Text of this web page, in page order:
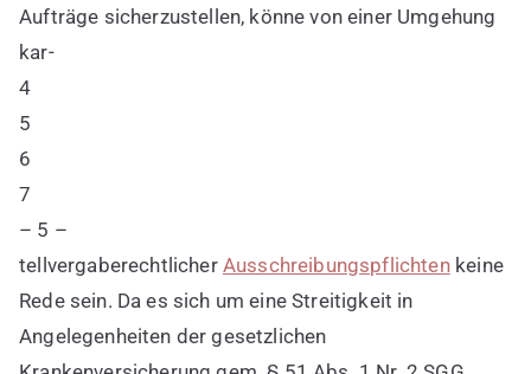
Aufträge sicherzustellen, könne von einer Umgehung
kar-
4
5
6
7
– 5 –
tellvergaberechtlicher Ausschreibungspflichtenkeine
Rede sein. Da es sich um eine Streitigkeit in
Angelegenheiten der gesetzlichen